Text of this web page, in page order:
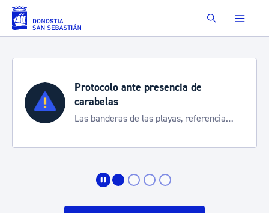
Saltar al contenido principal Buscar
Protocolo ante presencia de
carabelas
Las banderas de las playas, referencia